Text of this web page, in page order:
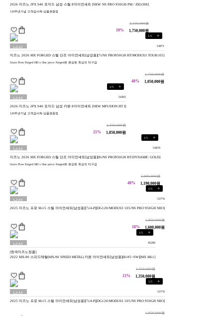
용
2026 미즈노 JPX S40 포지드 남성 스틸 8아이언세트 [NEW NS PRO 950GH PM / ZELOS8]
120주년기념 고객감사제-상품권증정
2,150,000원
19% 1,750,000원
1/5 +
남성
용
53871
미즈노 2026 MX FORGED 스틸 단조 아이언세트[남성용][7i/NS PRO950GH HT/MODUS3 TOUR105]
Grain Flow Forged HD x One piece Forged로 완성된 최상의 타구감
1,750,000원
40% 1,050,000원
1/5 +
남성
용
54301
2026 미즈노 JPX S40 포지드 남성 카본 8아이언세트 [NEW MFUSION HT I]
120주년기념 고객감사제-상품권증정
2,350,000원
21% 1,850,000원
1/5 +
남성
용
53870
미즈노 2026 MX FORGED 스틸 단조 아이언세트[남성용][8i/NS PRO950GH HT/DYNAMIC GOLD]
Grain Flow Forged HD x One piece Forged로 완성된 최상의 타구감
2,000,000원
40% 1,190,000원
1/5 +
남성
용
53776
2025 미즈노 프로 M-15 스틸 아이언세트[남성용][7i/4-P][DG120/MODUS3 105/NS PRO 950GH NEO]
1,950,000원
18% 1,600,000원
1/5 +
남성
용
45260
[한국미즈노정품]
2022 MX-90 스피드메탈(MX-90 SPEED METAL) 카본 아이언세트[남성용][8i/#5~SW][MX MI-1]
1,550,000원
13% 1,350,000원
1/5 +
남성
용
53776
2025 미즈노 프로 M-15 스틸 아이언세트[남성용][7i/4-P][DG120/MODUS3 105/NS PRO 950GH NEO]
1,950,000원